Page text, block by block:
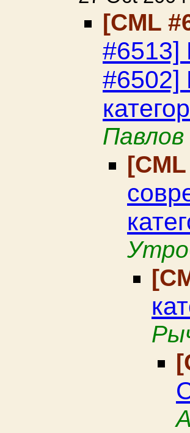
[CML
#6513]
#6502]
Павлов